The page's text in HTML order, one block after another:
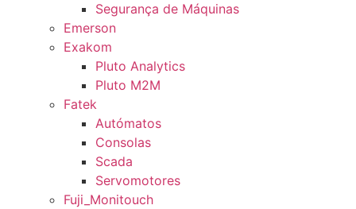
Segurança de Máquinas
Emerson
Exakom
Pluto Analytics
Pluto M2M
Fatek
Autómatos
Consolas
Scada
Servomotores
Fuji_Monitouch